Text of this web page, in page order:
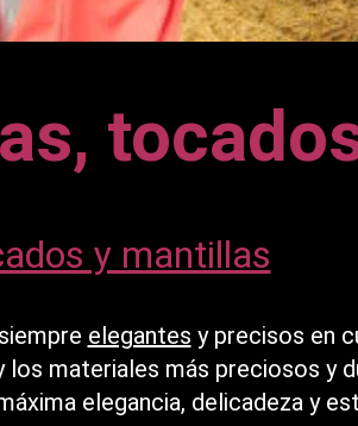
y mantillas
elegantes y precisos en
los materiales más preciosos y
elegancia, delicadeza y